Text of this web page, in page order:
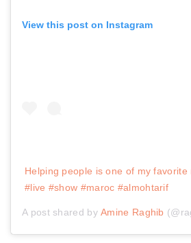
View this post on Instagram
Helping people is one of my
#live #show #maroc #almohtarif
A post shared byAmine Raghib